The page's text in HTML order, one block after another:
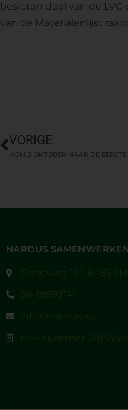
besloten deel van de
van de Materialenlijst
VORIGE
KOM 2 OKTOBER NAAR DE
NARDUS